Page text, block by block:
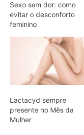
Sexo sem dor: como
evitar o desconforto
feminino
Lactacyd sempre
presente no Mês da
Mulher